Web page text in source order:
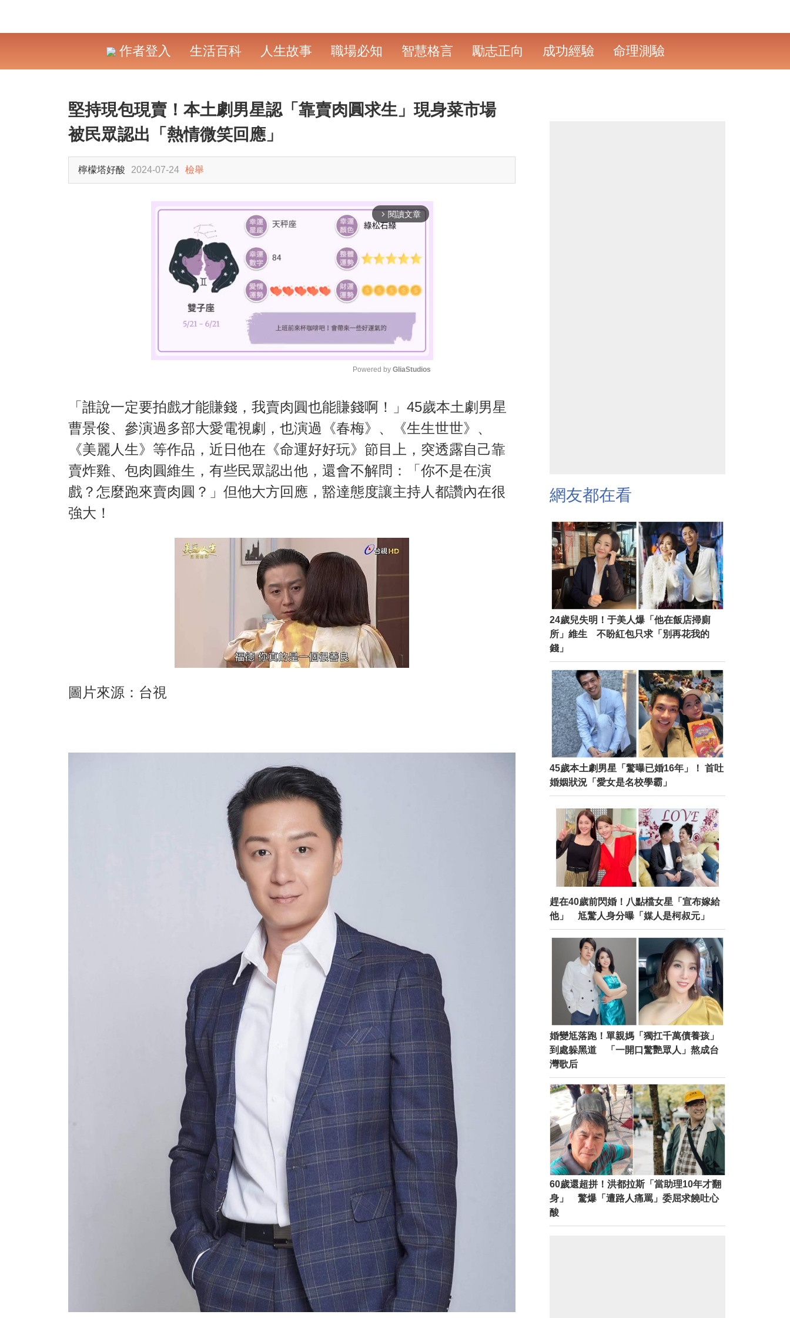
作者登入 生活百科 人生故事 職場必知 智慧格言 勵志正向 成功經驗 命理測驗
堅持現包現賣！本土劇男星認「靠賣肉圓求生」現身菜市場
被民眾認出「熱情微笑回應」
檸檬塔好酸 2024-07-24 檢舉
arrow_forward_ios 閱讀文章
M
t
e
Powered by GliaStudios
「誰說一定要拍戲才能賺錢，我賣肉圓也能賺錢啊！」45歲本土劇男星
曹景俊、參演過多部大愛電視劇，也演過《春梅》、《生生世世》、
《美麗人生》等作品，近日他在《命運好好玩》節目上，突透露自己靠
賣炸雞、包肉圓維生，有些民眾認出他，還會不解問：「你不是在演
戲？怎麼跑來賣肉圓？」但他大方回應，豁達態度讓主持人都讚內在很
強大！
圖片來源：台視
網友都在看
24歲兒失明！于美人爆「他在飯店掃廁
所」維生 不盼紅包只求「別再花我的
錢」
45歲本土劇男星「驚曝已婚16年」！ 首吐
婚姻狀況「愛女是名校學霸」
趕在40歲前閃婚！八點檔女星「宣布嫁給
他」 尪驚人身分曝「媒人是柯叔元」
婚變尪落跑！單親媽「獨扛千萬債養孩」
到處躲黑道 「一開口驚艷眾人」熬成台
灣歌后
60歲還超拼！洪都拉斯「當助理10年才翻
身」 驚爆「遭路人痛罵」委屈求饒吐心
酸